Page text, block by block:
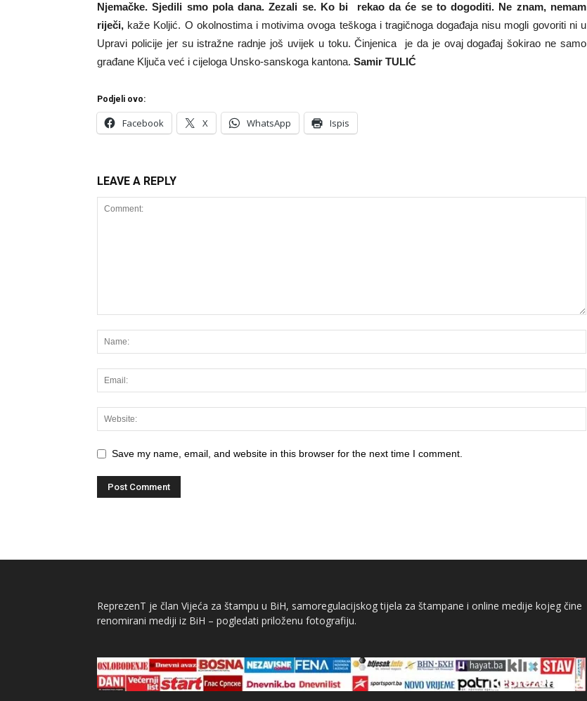
Njemačke. Sjedili smo pola dana. Zezali se. Ko bi rekao da će se to dogoditi. Ne znam, nemam
riječi, kaže Koljić. O okolnostima i motivima ovoga teškoga i tragičnoga događaja nisu mogli govoriti ni u
Upravi policije jer su istražne radnje još uvijek u toku. Činjenica je da je ovaj događaj šokirao ne samo
građane Ključa već i cijeloga Unsko-sanskoga kantona. Samir TULIĆ
Podjeli ovo:
Facebook X WhatsApp Ispis
LEAVE A REPLY
Save my name, email, and website in this browser for the next time I comment.
ReprezenT je član Vijeća za štampu u BiH, samoregulacijskog tijela za štampane i online medije kojeg čine
renomirani mediji iz BiH – pogledati priloženu fotografiju.